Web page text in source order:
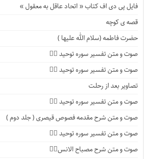
فایل پی دی اف کتاب « اتحاد عاقل به معقول »
قصه ی کوچه
حضرت فاطمه (سلام الله علیها )
صوت و متن تفسیر سوره توحید ۴️⃣
صوت و متن تفسیر سوره توحید ۳️⃣
تصاویر بعد از رحلت
صوت و متن تفسیر سوره توحید ۲️⃣
صوت و متن شرح مقدمه فصوص قیصری ( جلد دوم )
صوت و متن تفسیر سوره توحید ۱️⃣
صوت و متن شرح مصباح الانس۸⃣